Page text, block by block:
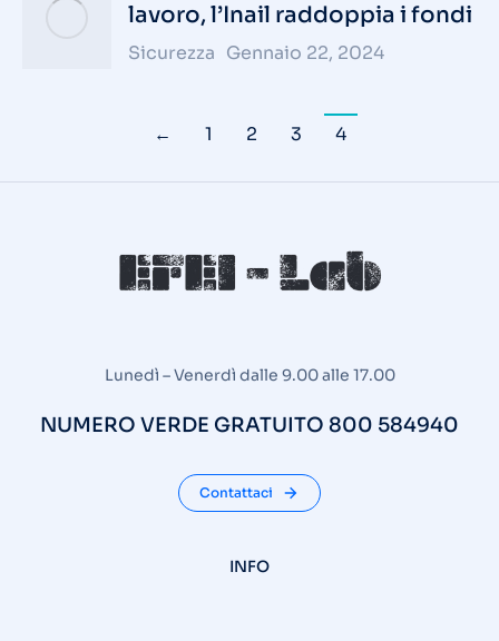
lavoro, l’Inail raddoppia i fondi
Sicurezza Gennaio 22, 2024
← 1 2 3 4
Lunedì – Venerdì dalle 9.00 alle 17.00
NUMERO VERDE GRATUITO 800 584940
Contattaci
INFO